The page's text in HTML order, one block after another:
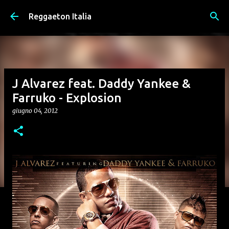
Passa ai contenuti principali
Reggaeton Italia
J Alvarez feat. Daddy Yankee &
Farruko - Explosion
giugno 04, 2012